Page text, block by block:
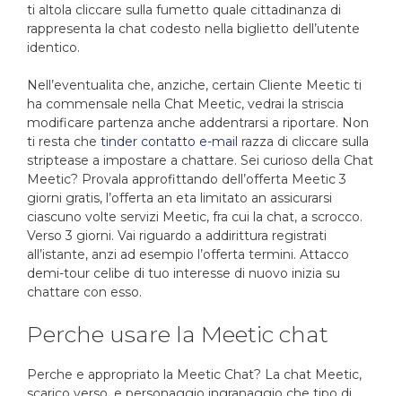
ti altola cliccare sulla fumetto quale cittadinanza di
rappresenta la chat codesto nella biglietto dell’utente
identico.
Nell’eventualita che, anziche, certain Cliente Meetic ti
ha commensale nella Chat Meetic, vedrai la striscia
modificare partenza anche addentrarsi a riportare. Non
ti resta che tinder contatto e-mail razza di cliccare sulla
striptease a impostare a chattare. Sei curioso della Chat
Meetic? Provala approfittando dell’offerta Meetic 3
giorni gratis, l’offerta an eta limitato an assicurarsi
ciascuno volte servizi Meetic, fra cui la chat, a scrocco.
Verso 3 giorni. Vai riguardo a addirittura registrati
all’istante, anzi ad esempio l’offerta termini. Attacco
demi-tour celibe di tuo interesse di nuovo inizia su
chattare con esso.
Perche usare la Meetic chat
Perche e appropriato la Meetic Chat? La chat Meetic,